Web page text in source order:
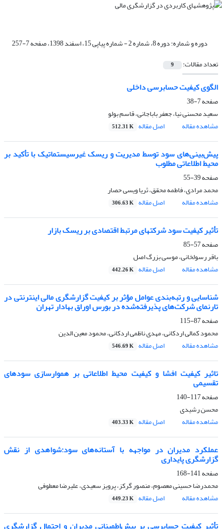
دوره و شماره:دوره 8، شماره 2 - شماره پیاپی 15، اسفند 1398، صفحه 7-257
تعداد مقالات:
9
الگوی کیفیت حسابرسی داخلی
صفحه7-38
سعید محسنی نیا، جعفر باباجانی، قاسم بولو
مشاهده مقاله
اصل مقاله 512.31 K
پیش‌بینی‌های سود توسط مدیریت و ریسک غیرسیستماتیک با تأکید بر
محیط اطلاعاتی مطلوب
صفحه39-55
محمد مرادی، فاطمه محقق، ثریا ویسی حصار
مشاهده مقاله
اصل مقاله 306.63 K
تأثیر کیفیت سود شرکت‎های مرتبط اقتصادی بر ریسک بازار
صفحه57-85
باقر رسولخانی، موسی بزرگ اصل
مشاهده مقاله
اصل مقاله 442.26 K
شناسایی و رتبه‌بندی عوامل مؤثر بر کیفیت گزارشگری مالی اینترنتی در
تارنمای شرکت‌های پذیرفته‌شده در بورس اوراق بهادار تهران
صفحه87-115
محمود کمالی اردکانی، مهدی ناظمی اردکانی، محمود معین الدین
مشاهده مقاله
اصل مقاله 546.69 K
تاثیر کیفیت افشا و کیفیت محیط اطلاعاتی بر هموارسازی سودهای
تقسیمی
صفحه117-140
محسن رشیدی
مشاهده مقاله
اصل مقاله 403.33 K
عملکرد مدیران در مواجهه با آستانه‌های سود:شواهدی از نقش
گزارشگری پایداری
صفحه141-168
محمدرضا حسینی معصوم، منصور گرکز، پرویز سعیدی، علیرضا معطوفی
مشاهده مقاله
اصل مقاله 449.23 K